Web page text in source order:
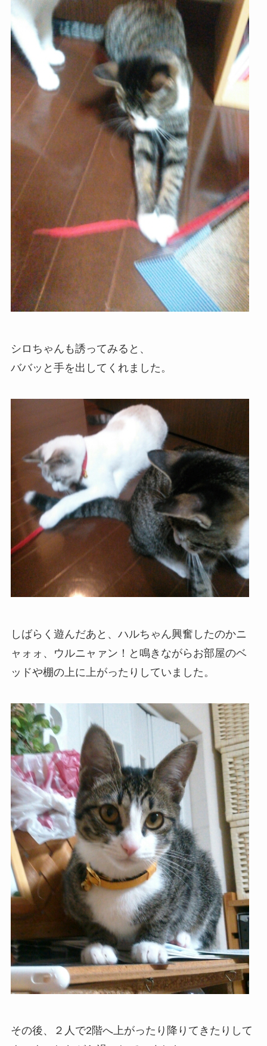
シロちゃんも誘ってみると、
ババッと手を出してくれました。
しばらく遊んだあと、ハルちゃん興奮したのかニ
ャォォ、ウルニャァン！と鳴きながらお部屋のベ
ッドや棚の上に上がったりしていました。
その後、２人で2階へ上がったり降りてきたりして